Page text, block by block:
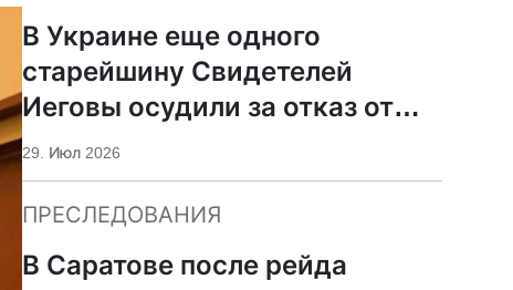
В Украине еще одного
старейшину Свидетелей
Иеговы осудили за отказ от
мобилизации
29. Июл 2026
ПРЕСЛЕДОВАНИЯ
В Саратове после рейда